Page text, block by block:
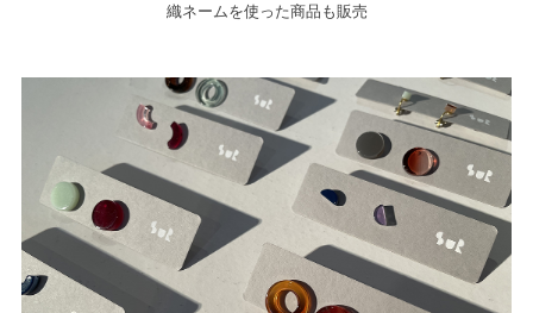
織ネームを使った商品も販売